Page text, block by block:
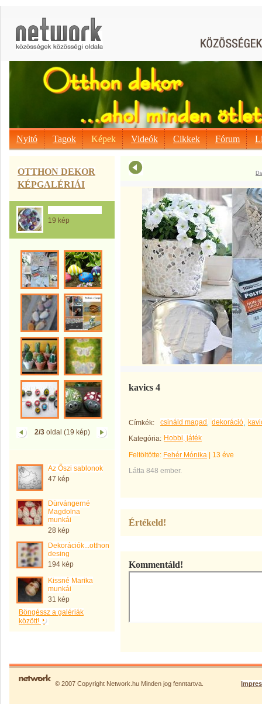
Nyitó Tagok Képek Videók Cikkek Fórum
OTTHON DEKOR
KÉPGALÉRIÁI
19 kép
2/3oldal (19 kép)
Az Őszi sablonok
47 kép
Dürvángerné
Magdolna
munkái
28 kép
Dekorációk...otthon
desing
194 kép
Kissné Marika
munkái
31 kép
Böngéssz a galériák
között!
kavics 4
Címkék: csináld magad dekoráció
Kategória: Hobbi, játék
Feltöltötte: Fehér Mónika
13 éve
Látta 848 ember.
Értékeld!
Kommentáld!
© 2007 Copyright Network.hu Minden jog fenntartva.